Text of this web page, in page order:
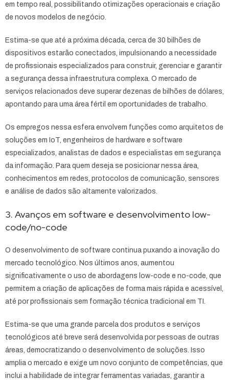
em tempo real, possibilitando otimizações operacionais e criação
de novos modelos de negócio.
Estima-se que até a próxima década, cerca de 30 bilhões de
dispositivos estarão conectados, impulsionando a necessidade
de profissionais especializados para construir, gerenciar e garantir
a segurança dessa infraestrutura complexa. O mercado de
serviços relacionados deve superar dezenas de bilhões de dólares,
apontando para uma área fértil em oportunidades de trabalho.
Os empregos nessa esfera envolvem funções como arquitetos de
soluções em IoT, engenheiros de hardware e software
especializados, analistas de dados e especialistas em segurança
da informação. Para quem deseja se posicionar nessa área,
conhecimentos em redes, protocolos de comunicação, sensores
e análise de dados são altamente valorizados.
3. Avanços em software e desenvolvimento low-
code/no-code
O desenvolvimento de software continua puxando a inovação do
mercado tecnológico. Nos últimos anos, aumentou
significativamente o uso de abordagens low-code e no-code, que
permitem a criação de aplicações de forma mais rápida e acessível,
até por profissionais sem formação técnica tradicional em TI.
Estima-se que uma grande parcela dos produtos e serviços
tecnológicos até breve será desenvolvida por pessoas de outras
áreas, democratizando o desenvolvimento de soluções. Isso
amplia o mercado e exige um novo conjunto de competências, que
inclui a habilidade de integrar ferramentas variadas, garantir a